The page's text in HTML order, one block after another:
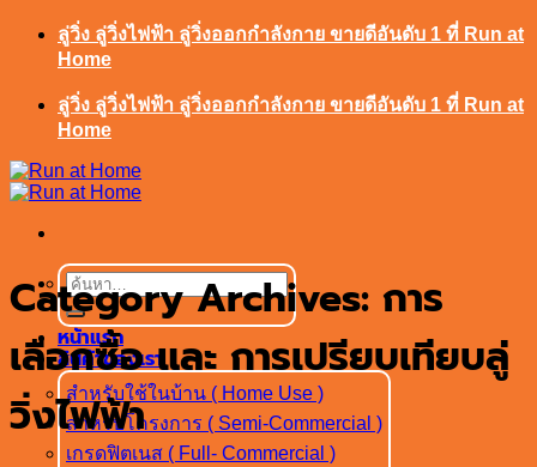
ข้าม
เนื้อหา
ลู่วิ่ง ลู่วิ่งไฟฟ้า ลู่วิ่งออกกำลังกาย ขายดีอันดับ 1 ที่ Run at
Home
ลู่วิ่ง ลู่วิ่งไฟฟ้า ลู่วิ่งออกกำลังกาย ขายดีอันดับ 1 ที่ Run at
Home
ค้นหา:
หน้าแรก
สินค้าของเรา
สำหรับใช้ในบ้าน ( Home Use )
สำหรับโครงการ ( Semi-Commercial )
เกรดฟิตเนส ( Full- Commercial )
Category Archives: การ
เลือกซื้อ และ การเปรียบเทียบลู่
วิ่งไฟฟ้า